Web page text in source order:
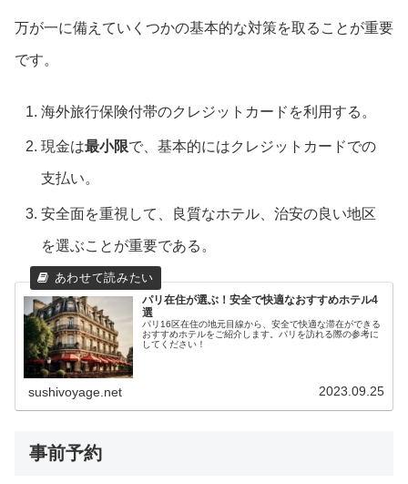
万が一に備えていくつかの基本的な対策を取ることが重要
です。
海外旅行保険付帯のクレジットカードを利用する。
現金は最小限で、基本的にはクレジットカードでの
支払い。
安全面を重視して、良質なホテル、治安の良い地区
を選ぶことが重要である。
パリ在住が選ぶ！安全で快適なおすすめホテル4
選
パリ16区在住の地元目線から、安全で快適な滞在ができる
おすすめホテルをご紹介します。パリを訪れる際の参考に
してください！
sushivoyage.net 2023.09.25
事前予約